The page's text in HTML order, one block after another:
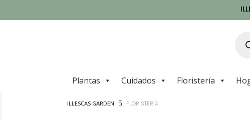
Plantas Cuidados Floristería
ILLESCAS GARDEN 5 FLORISTERÍA